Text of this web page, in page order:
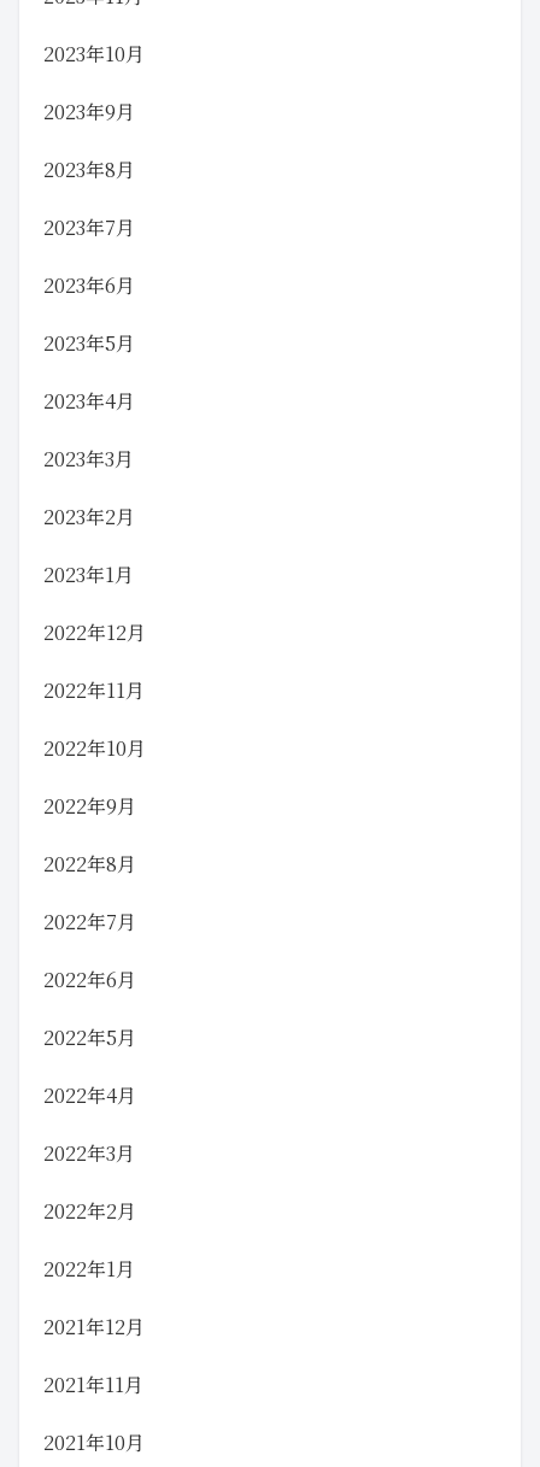
2023年10月
2023年9月
2023年8月
2023年7月
2023年6月
2023年5月
2023年4月
2023年3月
2023年2月
2023年1月
2022年12月
2022年11月
2022年10月
2022年9月
2022年8月
2022年7月
2022年6月
2022年5月
2022年4月
2022年3月
2022年2月
2022年1月
2021年12月
2021年11月
2021年10月